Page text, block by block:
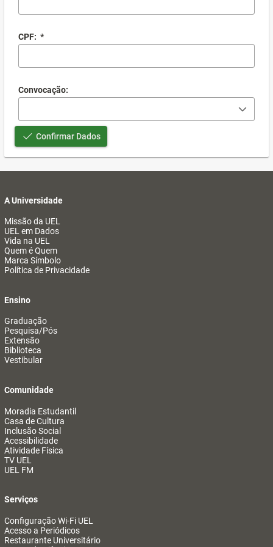
CPF: *
Convocação:
Confirmar Dados
A Universidade
Missão da UEL
UEL em Dados
Vida na UEL
Quem é Quem
Marca Símbolo
Política de Privacidade
Ensino
Graduação
Pesquisa/Pós
Extensão
Biblioteca
Vestibular
Comunidade
Moradia Estudantil
Casa de Cultura
Inclusão Social
Acessibilidade
Atividade Física
TV UEL
UEL FM
Serviços
Configuração Wi-Fi UEL
Acesso a Periódicos
Restaurante Universitário